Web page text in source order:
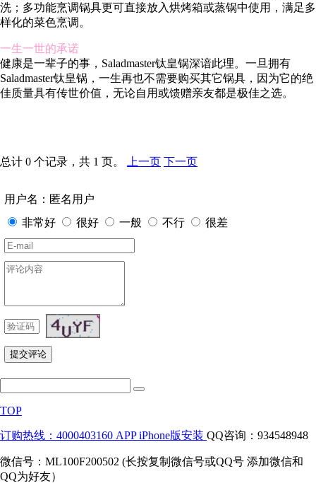
洗；多功能烹调锅具更可直接放入烘烤箱或蒸锅中使用，满足多
样化的菜色烹调。
一生一世的承诺
健康是一辈子的事，Saladmaster钛皇锅深谙此理。一旦拥有
Saladmaster钛皇锅，一生再也不需要购买其它锅具，因为它的绝
佳质量具有传世价值，无论自用或馈赠亲友都是极佳之选。
总计 0 个记录，共 1 页。 上一页 下一页
用户名：匿名用户
非常好
很好 一般 不行 很差
TOP
订购热线：4000403160 APP iPhone版安装 QQ咨询：934548948
微信号：ML100F200502 (长按复制微信号或QQ号 添加微信和
QQ为好友）